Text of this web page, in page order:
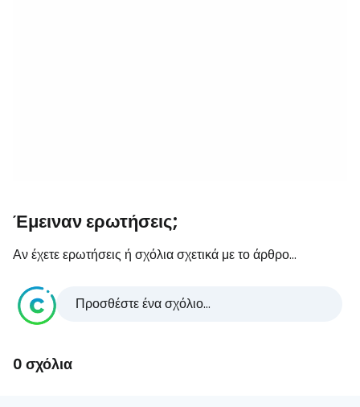
Έμειναν ερωτήσεις;
Αν έχετε ερωτήσεις ή σχόλια σχετικά με το άρθρο...
Προσθέστε ένα σχόλιο...
0 σχόλια